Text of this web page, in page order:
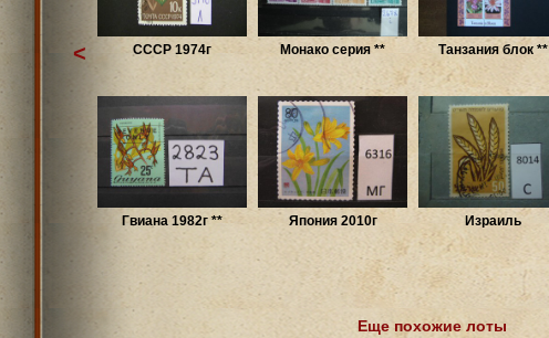
СССР 1974г Монако серия ** Танзания блок **
Гвиана 1982г ** Япония 2010г Израиль
<
Еще похожие лоты